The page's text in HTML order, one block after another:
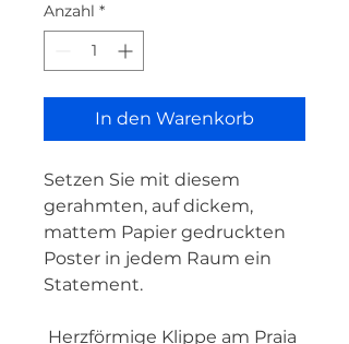
Anzahl *
In den Warenkorb
Setzen Sie mit diesem
gerahmten, auf dickem,
mattem Papier gedruckten
Poster in jedem Raum ein
Statement.